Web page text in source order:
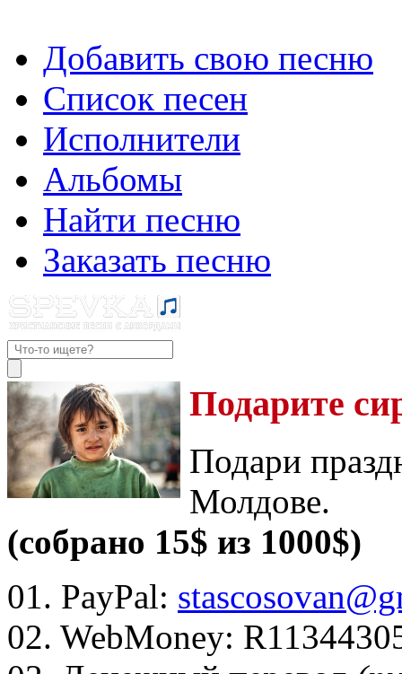
Добавить свою песню
Список песен
Исполнители
Альбомы
Найти песню
Заказать песню
Подарите
Подари
Молдове.
(собрано 15$ из 1000$)
01. PayPal:
02. WebMoney: